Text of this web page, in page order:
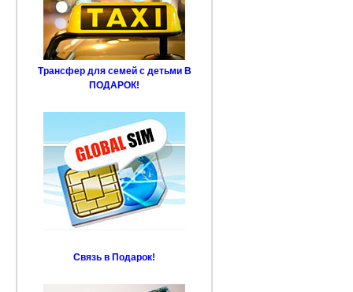
Трансфер для семей с детьми В
ПОДАРОК!
Связь в Подарок!